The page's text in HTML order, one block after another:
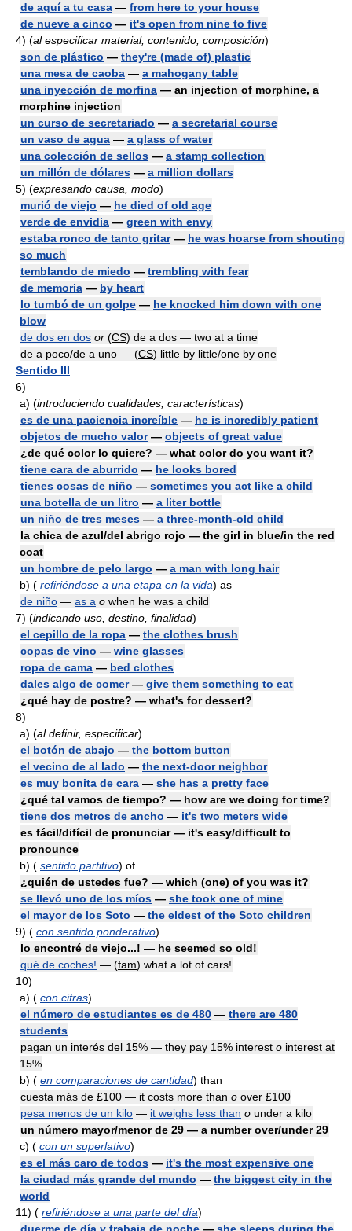
de aquí a tu casa — from here to your house
de nueve a cinco — it's open from nine to five
4) (al especificar material, contenido, composición)
son de plástico — they're (made of) plastic
una mesa de caoba — a mahogany table
una inyección de morfina — an injection of morphine, a
morphine injection
un curso de secretariado — a secretarial course
un vaso de agua — a glass of water
una colección de sellos — a stamp collection
un millón de dólares — a million dollars
5) (expresando causa, modo)
murió de viejo — he died of old age
verde de envidia — green with envy
estaba ronco de tanto gritar— he was hoarse from shouting
so much
temblando de miedo — trembling with fear
de memoria — by heart
lo tumbó de un golpe — he knocked him down with one
blow
de dos en dos or (CS) de a dos — two at a time
de a poco/de a uno — (CS) little by little/one by one
Sentido III
6)
a) (introduciendo cualidades, características)
es de una paciencia increíble — he is incredibly patient
objetos de mucho valor— objects of great value
¿de qué color lo quiere? — what color do you want it?
tiene cara de aburrido — he looks bored
tienes cosas de niño — sometimes you act like a child
una botella de un litro — a liter bottle
un niño de tres meses — a three-month-old child
la chica de azul/del abrigo rojo — the girl in blue/in the red
coat
un hombre de pelo largo — a man with long hair
b) ( refiriéndose a una etapa en la vida) as
de niño — as a o when he was a child
7) (indicando uso, destino, finalidad)
el cepillo de la ropa — the clothes brush
copas de vino — wine glasses
ropa de cama — bed clothes
dales algo de comer— give them something to eat
¿qué hay de postre? — what's for dessert?
8)
a) (al definir, especificar)
el botón de abajo — the bottom button
el vecino de al lado — the next-door neighbor
es muy bonita de cara — she has a pretty face
¿qué tal vamos de tiempo? — how are we doing for time?
tiene dos metros de ancho — it's two meters wide
es fácil/difícil de pronunciar — it's easy/difficult to
pronounce
b) ( sentido partitivo) of
¿quién de ustedes fue? — which (one) of you was it?
se llevó uno de los míos — she took one of mine
el mayor de los Soto — the eldest of the Soto children
9) ( con sentido ponderativo)
lo encontré de viejo...! — he seemed so old!
qué de coches! — (fam) what a lot of cars!
10)
a) ( con cifras)
el número de estudiantes es de 480 — there are 480
students
pagan un interés del 15% — they pay 15% interest o interest at
15%
b) ( en comparaciones de cantidad) than
cuesta más de £100 — it costs more than o over £100
pesa menos de un kilo — it weighs less than o under a kilo
un número mayor/menor de 29 — a number over/under 29
c) ( con un superlativo)
es el más caro de todos — it's the most expensive one
la ciudad más grande del mundo — the biggest city in the
world
11) ( refiriéndose a una parte del día)